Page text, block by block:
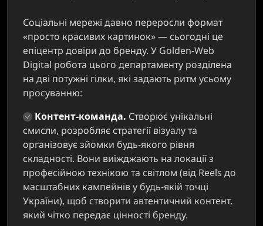
Соціальні мережі давно переросли формат
«просто красивих картинок» — сьогодні це
епіцентр довіри до бренду. У Golden-Web
Digital робота цього департаменту розділена
на дві потужні гілки, які задають ритм усьому
просуванню:
Контент-команда. Створює унікальні
смисли, розробляє стратегії візуалу та
організовує зйомки будь-якого рівня
складності. Вони виїжджають на локації з
професійною технікою та світлом (від Reels до
масштабних кампейнів у будь-якій точці
України), щоб створити автентичний контент,
який чітко передає цінності бренду.